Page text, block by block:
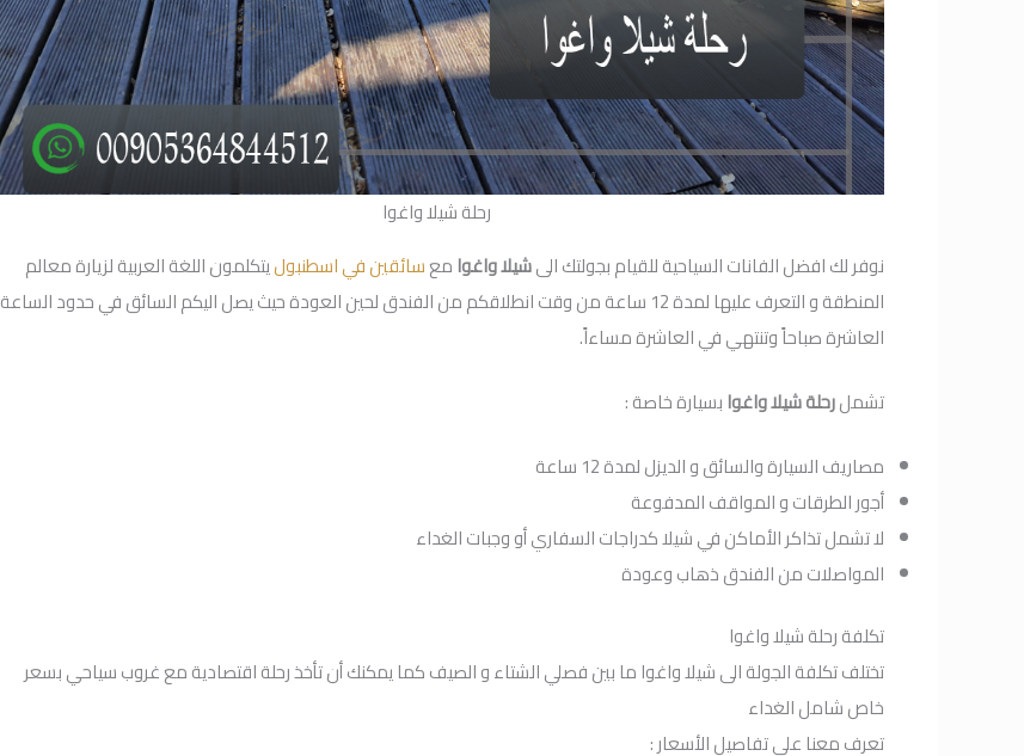
رحلة شيلا واغوا
نوفر لك افضل الفانات السياحية للقيام بجولتك الىشيلا واغوا معسائقين في اسطنبوليتكلمون اللغة العربية لزيارة معالم
المنطقة و التعرف عليها لمدة 12 ساعة من وقت انطلاقكم من الفندق لحين العودة حيث يصل اليكم السائق في حدود الساعة
العاشرة صباحاً وتنتهي في العاشرة مساءاً.
تشملرحلة شيلا واغوا بسيارة خاصة :
مصاريف السيارة والسائق و الديزل لمدة 12 ساعة
أجور الطرقات و المواقف المدفوعة
لا تشمل تذاكر الأماكن في شيلا كدراجات السفاري أو وجبات الغداء
المواصلات من الفندق ذهاب وعودة
تكلفة رحلة شيلا واغوا
تختلف تكلفة الجولة الى شيلا واغوا ما بين فصلي الشتاء و الصيف كما يمكنك أن تأخذ رحلة اقتصادية مع غروب سياحي بسعر
خاص شامل الغداء
تعرف معنا على تفاصيل الأسعار :